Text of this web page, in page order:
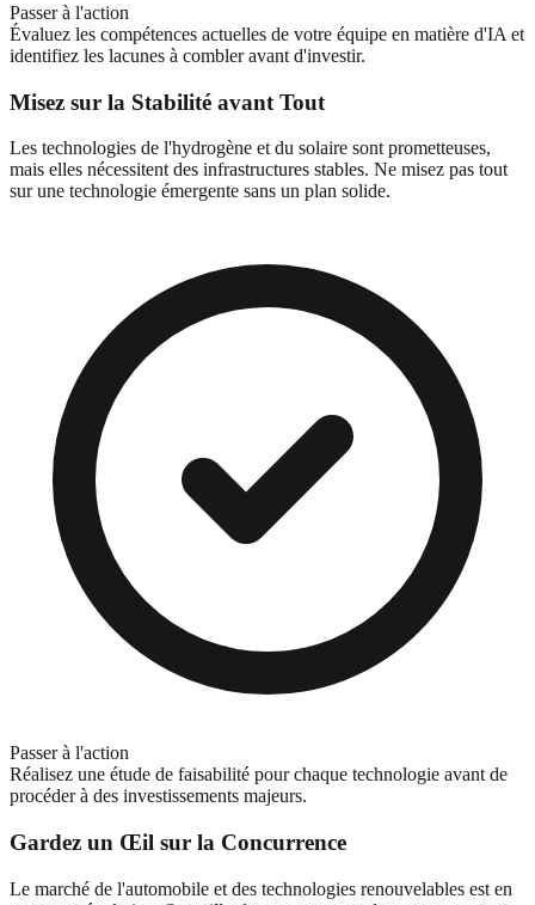
Passer à l'action
Évaluez les compétences actuelles de votre équipe en matière d'IA et
identifiez les lacunes à combler avant d'investir.
Misez sur la Stabilité avant Tout
Les technologies de l'hydrogène et du solaire sont prometteuses,
mais elles nécessitent des infrastructures stables. Ne misez pas tout
sur une technologie émergente sans un plan solide.
Passer à l'action
Réalisez une étude de faisabilité pour chaque technologie avant de
procéder à des investissements majeurs.
Gardez un Œil sur la Concurrence
Le marché de l'automobile et des technologies renouvelables est en